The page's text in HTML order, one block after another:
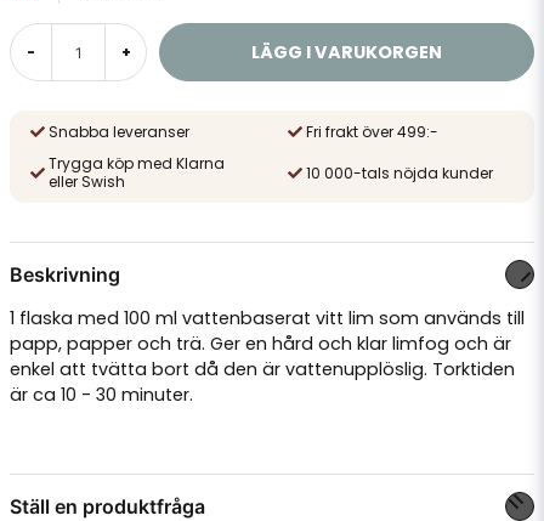
- + LÄGG I VARUKORGEN
Snabba leveranser
Fri frakt över 499:-
Trygga köp med Klarna
eller Swish
10 000-tals nöjda kunder
Beskrivning
1 flaska med 100 ml vattenbaserat vitt lim som används till
papp, papper och trä. Ger en hård och klar limfog och är
enkel att tvätta bort då den är vattenupplöslig. Torktiden
är ca 10 - 30 minuter.
Ställ en produktfråga